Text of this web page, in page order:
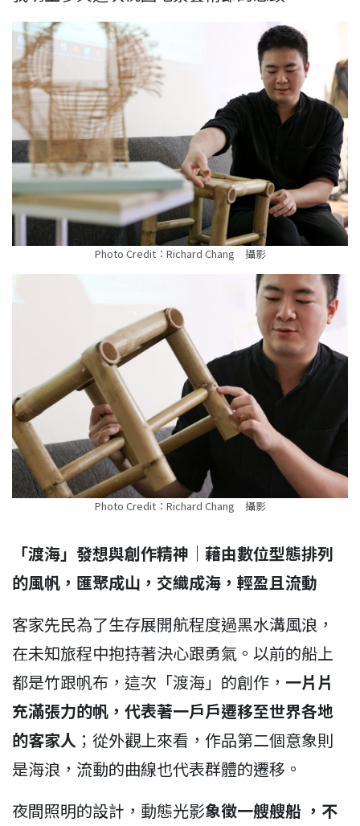
Photo Credit：Richard Chang 攝影
Photo Credit：Richard Chang 攝影
「渡海」發想與創作精神｜藉由數位型態排列
的風帆，匯聚成山，交織成海，輕盈且流動
客家先民為了生存展開航程度過黑水溝風浪，
在未知旅程中抱持著決心跟勇氣。以前的船上
都是竹跟帆布，這次「渡海」的創作， 一片片
充滿張力的帆，代表著一戶戶遷移至世界各地
的客家人 ；從外觀上來看，作品第二個意象則
是海浪，流動的曲線也代表群體的遷移。
夜間照明的設計，動態光影象徵一艘艘船 ，不